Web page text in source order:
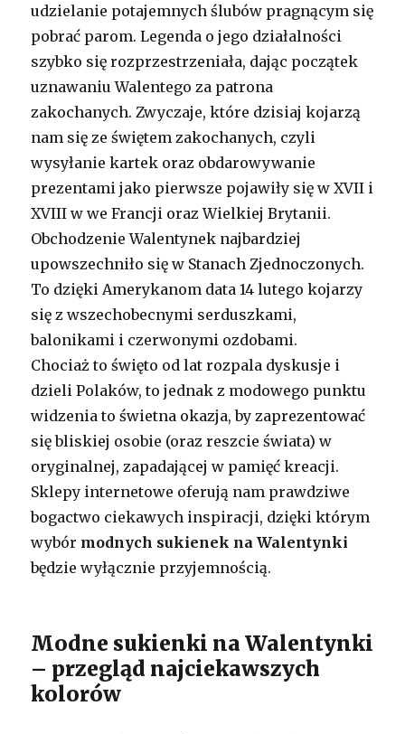
udzielanie potajemnych ślubów pragnącym się
pobrać parom. Legenda o jego działalności
szybko się rozprzestrzeniała, dając początek
uznawaniu Walentego za patrona
zakochanych. Zwyczaje, które dzisiaj kojarzą
nam się ze świętem zakochanych, czyli
wysyłanie kartek oraz obdarowywanie
prezentami jako pierwsze pojawiły się w XVII i
XVIII w we Francji oraz Wielkiej Brytanii.
Obchodzenie Walentynek najbardziej
upowszechniło się w Stanach Zjednoczonych.
To dzięki Amerykanom data 14 lutego kojarzy
się z wszechobecnymi serduszkami,
balonikami i czerwonymi ozdobami.
Chociaż to święto od lat rozpala dyskusje i
dzieli Polaków, to jednak z modowego punktu
widzenia to świetna okazja, by zaprezentować
się bliskiej osobie (oraz reszcie świata) w
oryginalnej, zapadającej w pamięć kreacji.
Sklepy internetowe oferują nam prawdziwe
bogactwo ciekawych inspiracji, dzięki którym
wybór modnych sukienek na Walentynki
będzie wyłącznie przyjemnością.
Modne sukienki na Walentynki
– przegląd najciekawszych
kolorów